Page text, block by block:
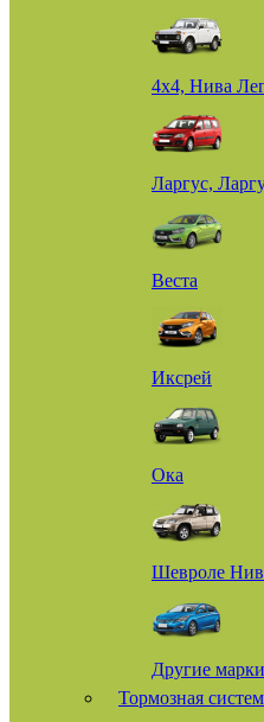
4х4, Нива
Ларгус,
Веста
Иксрей
Ока
Шевроле
Другие марки
Тормозная